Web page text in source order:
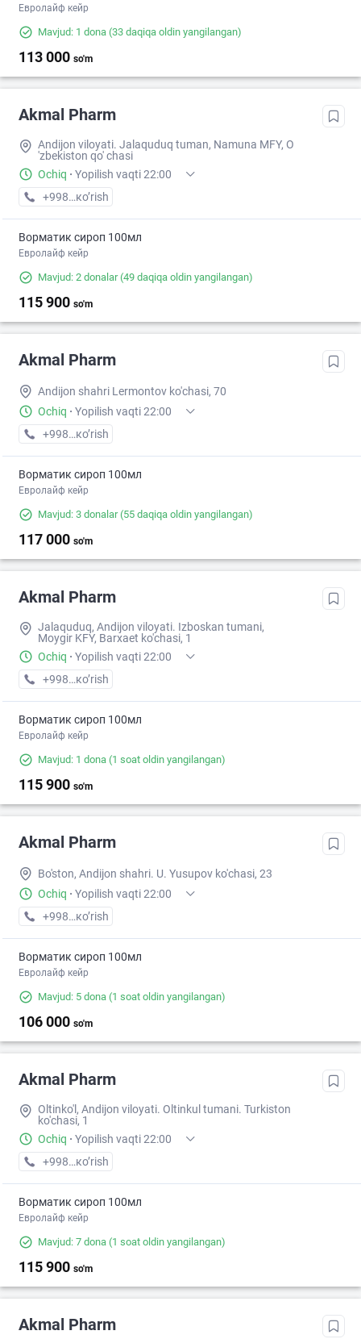
Евролайф кейр
Mavjud: 1 dona (33 daqiqa oldin yangilangan)
113 000 so'm
Akmal Pharm
Andijon viloyati. Jalaquduq tuman, Namuna MFY, O
'zbekiston qo' chasi
Ochiq · Yopilish vaqti 22:00
+998 (90) XXX-XX-XX
кo’rish
Ворматик сироп 100мл
Евролайф кейр
Mavjud: 2 donalar(49 daqiqa oldin yangilangan)
115 900 so'm
Akmal Pharm
Andijon shahri Lermontov ko'chasi, 70
Ochiq · Yopilish vaqti 22:00
+998 (90) XXX-XX-XX
кo’rish
Ворматик сироп 100мл
Евролайф кейр
Mavjud: 3 donalar(55 daqiqa oldin yangilangan)
117 000 so'm
Akmal Pharm
Jalaquduq, Andijon viloyati. Izboskan tumani,
Moygir KFY, Barxaet ko'chasi, 1
Ochiq · Yopilish vaqti 22:00
+998 (90) XXX-XX-XX
кo’rish
Ворматик сироп 100мл
Евролайф кейр
Mavjud: 1 dona (1 soat oldin yangilangan)
115 900 so'm
Akmal Pharm
Bo'ston, Andijon shahri. U. Yusupov ko'chasi, 23
Ochiq · Yopilish vaqti 22:00
+998 (90) XXX-XX-XX
кo’rish
Ворматик сироп 100мл
Евролайф кейр
Mavjud: 5 dona (1 soat oldin yangilangan)
106 000 so'm
Akmal Pharm
Oltinko'l, Andijon viloyati. Oltinkul tumani. Turkiston
ko'chasi, 1
Ochiq · Yopilish vaqti 22:00
+998 (90) XXX-XX-XX
кo’rish
Ворматик сироп 100мл
Евролайф кейр
Mavjud: 7 dona (1 soat oldin yangilangan)
115 900 so'm
Akmal Pharm